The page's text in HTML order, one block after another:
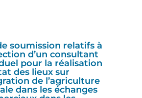
soumission relatifs à
d’un consultant
pour la réalisation
des lieux sur
de l’agriculture
dans les échanges